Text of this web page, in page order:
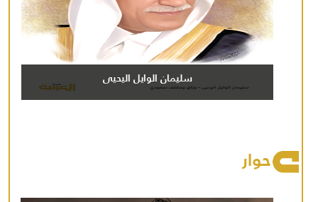
سليمان الوايل اليحيى
حوار